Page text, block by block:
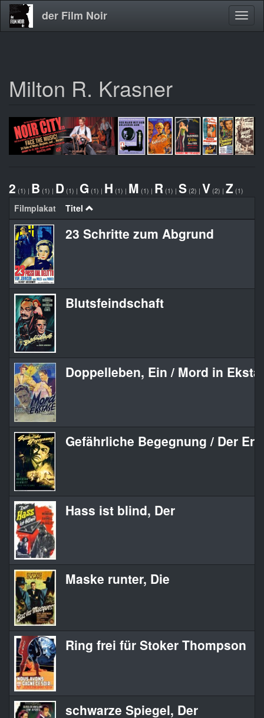
Direkt
zum
der Film Noir
Milton R. Krasner
2 (1) | B (1) | D (1) | G (1) | H (1) | M (1) | R (1) | S (2) | V (2) | Z (1)
Filmplakat Titel
23 Schritte zum Abgrund
Blutsfeindschaft
Doppelleben, Ein / Mord in
Gefährliche Begegnung / Der
Hass ist blind, Der
Maske runter, Die
Ring frei für Stoker Thompson
schwarze Spiegel, Der